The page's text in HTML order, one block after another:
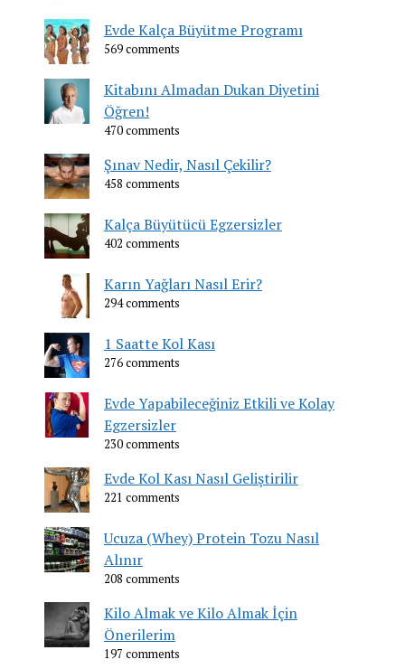
Evde Kalça Büyütme Programı
569 comments
Kitabını Almadan Dukan Diyetini
Öğren!
470 comments
Şınav Nedir, Nasıl Çekilir?
458 comments
Kalça Büyütücü Egzersizler
402 comments
Karın Yağları Nasıl Erir?
294 comments
1 Saatte Kol Kası
276 comments
Evde Yapabileceğiniz Etkili ve Kolay
Egzersizler
230 comments
Evde Kol Kası Nasıl Geliştirilir
221 comments
Ucuza (Whey) Protein Tozu Nasıl
Alınır
208 comments
Kilo Almak ve Kilo Almak İçin
Önerilerim
197 comments